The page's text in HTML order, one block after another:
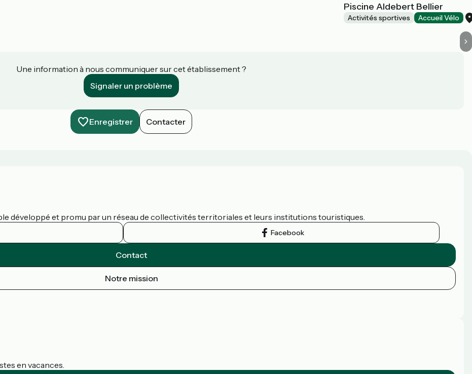
Piscine Aldebert Bellier
Activités sportives Accueil Vélo
Une information à nous communiquer sur cet établissement ?
Signaler un problème
Enregistrer Contacter
développé et promu par un réseau de collectivités territoriales et leurs institutions touristiques.
Facebook
Contact
Notre mission
en vacances.